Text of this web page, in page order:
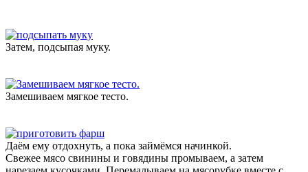
Затем, подсыпая муку.
Замешиваем мягкое тесто.
Даём ему отдохнуть, а пока займёмся начинкой.
Свежее мясо свинины и говядины промываем, а затем